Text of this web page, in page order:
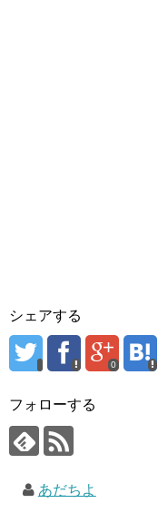
シェアする
0
フォローする
あだちよ